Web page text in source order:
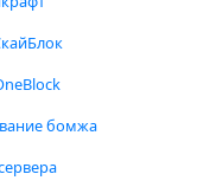
бомжа